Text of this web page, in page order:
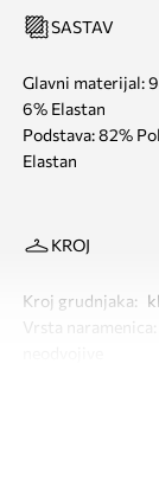
SASTAV
Glavni materijal:
6% Elastan
Podstava: 82%
Elastan
KROJ
Kroj grudnjaka:
Vrsta naramenica